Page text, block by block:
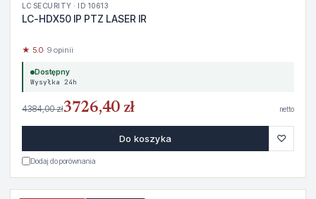
LC SECURITY · ID 10613
LC-HDX50 IP PTZ LASER IR
★ 5.0· 9 opinii
Dostępny
Wysyłka 24h
4384,00 zł3726,40 zł netto
Do koszyka ♡
Dodaj do porównania